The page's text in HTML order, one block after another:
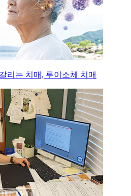
리는 치매, 루이소체 치매